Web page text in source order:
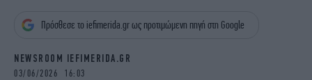
OSCARS
THE OCEAN
Πρόσθεσε το iefimerida.gr ως προτιμώμενη πηγή στη Google
NEWSROOM IEFIMERIDA.GR
03/06/2026 16:03